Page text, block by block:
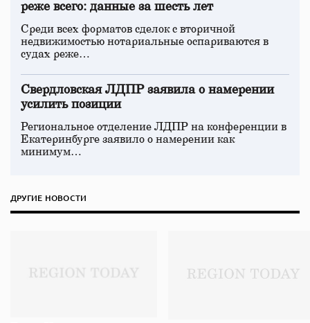
реже всего: данные за шесть лет
Среди всех форматов сделок с вторичной
недвижимостью нотариальные оспариваются в
судах реже…
Свердловская ЛДПР заявила о намерении
усилить позиции
Региональное отделение ЛДПР на конференции в
Екатеринбурге заявило о намерении как
минимум…
ДРУГИЕ НОВОСТИ